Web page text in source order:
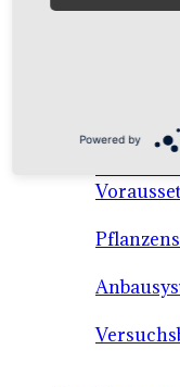
Powered by